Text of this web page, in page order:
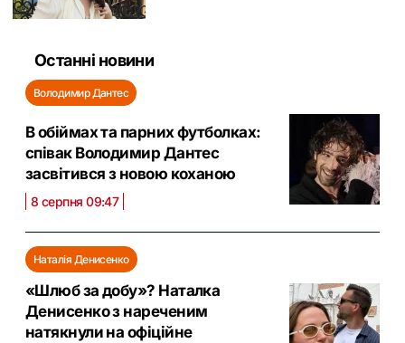
Останні новини
Володимир Дантес
В обіймах та парних футболках:
співак Володимир Дантес
засвітився з новою коханою
8 серпня 09:47
Наталія Денисенко
«Шлюб за добу»? Наталка
Денисенко з нареченим
натякнули на офіційне